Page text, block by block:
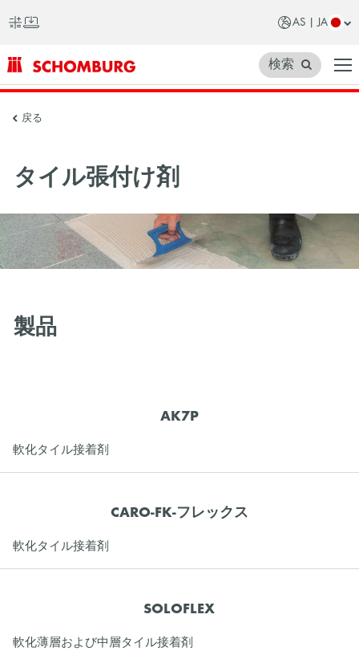
AS | JA
SCHOMBURG
ア
検索
戻る
タイル張付け剤
製品
AK7P
軟化タイル接着剤
CARO-FK-フレックス
軟化タイル接着剤
SOLOFLEX
軟化薄層および中層タイル接着剤